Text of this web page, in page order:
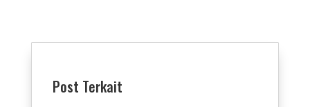
Post Terkait